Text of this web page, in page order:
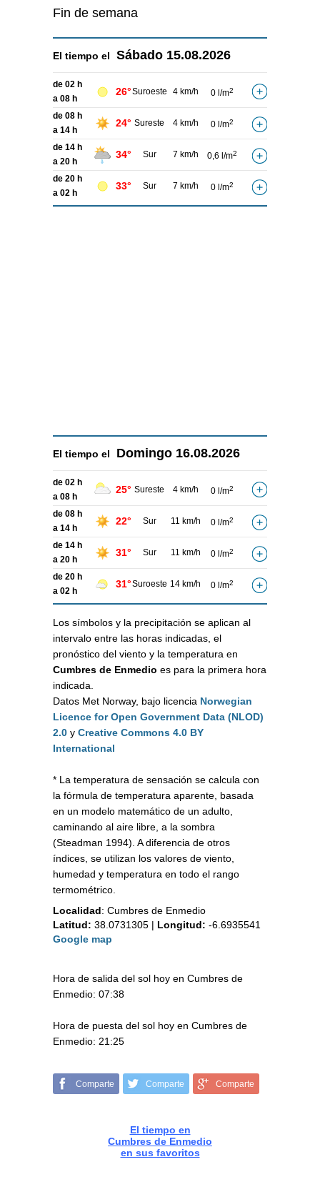
Fin de semana
El tiempo el Sábado 15.08.2026
de 02 h
a 08 h
26°Suroeste 4 km/h 0 l/m2
de 08 h
a 14 h
24° Sureste 4 km/h 0 l/m2
de 14 h
a 20 h
34° Sur 7 km/h 0,6 l/m2
de 20 h
a 02 h
33° Sur 7 km/h 0 l/m2
El tiempo el Domingo 16.08.2026
de 02 h
a 08 h
25° Sureste 4 km/h 0 l/m2
de 08 h
a 14 h
22° Sur 11 km/h 0 l/m2
de 14 h
a 20 h
31° Sur 11 km/h 0 l/m2
de 20 h
a 02 h
31°Suroeste 14 km/h 0 l/m2
Los símbolos y la precipitación se aplican al
intervalo entre las horas indicadas, el
pronóstico del viento y la temperatura en
Cumbres de Enmedio es para la primera hora
indicada.
Datos Met Norway, bajo licencia Norwegian
Licence for Open Government Data (NLOD)
2.0 y Creative Commons 4.0 BY
International
* La temperatura de sensación se calcula con
la fórmula de temperatura aparente, basada
en un modelo matemático de un adulto,
caminando al aire libre, a la sombra
(Steadman 1994). A diferencia de otros
índices, se utilizan los valores de viento,
humedad y temperatura en todo el rango
termométrico.
Localidad: Cumbres de Enmedio
Latitud: 38.0731305 | Longitud: -6.6935541
Google map
Hora de salida del sol hoy en Cumbres de
Enmedio: 07:38
Hora de puesta del sol hoy en Cumbres de
Enmedio: 21:25
Comparte Comparte Comparte
El tiempo en
Cumbres de Enmedio
en sus favoritos